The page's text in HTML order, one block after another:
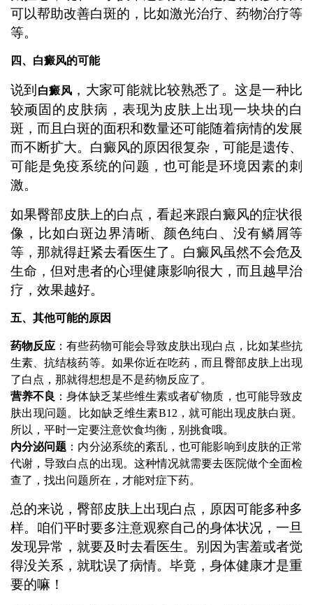
可以帮助改善白斑的，比如激光治疗、药物治疗等
等。
四、白癜风的可能
说到 白癜风 ，大家可能就比较熟悉了。这是一种比
较顽固的皮肤病，表现为皮肤上出现一块块的白
斑，而且白斑的面积和数量还可能随着病情的发展
而不断扩大。白癜风的原因很复杂，可能是遗传、
可能是免疫系统的问题，也可能是环境因素的刺
激。
如果臀部皮肤上的白点，看起来跟白癜风的症状很
像，比如白斑边界清晰、颜色纯白、没有鳞屑等
等，那就得赶紧去看医生了。白癜风虽然不会危及
生命，但对患者的心理健康影响很大，而且越早治
疗，效果越好。
五、其他可能的原因
药物反应 ：有些药物可能会导致皮肤出现白点，比如某些抗
生素、抗结核药等。如果你近在吃药，而且臀部皮肤上出现
了白点，那就得想想是不是药物反应了。
营养不良 ：身体缺乏某些维生素或者矿物质，也可能导致皮
肤出现问题。比如缺乏维生素B12，就可能出现皮肤白斑。
所以，平时一定要注意饮食均衡，别挑食哦。
内分泌问题 ：内分泌系统的紊乱，也可能影响到皮肤的正常
代谢，导致白点的出现。这种情况就需要去医院做个全面检
查了，找出问题所在，才能对症下药。
总的来说，臀部皮肤上出现白点，原因可能多种多
样。咱们平时要多注意观察自己的身体状况，一旦
发现异常，就要及时去看医生。别因为害羞或者觉
得没关系，就耽误了病情。毕竟，身体健康才是重
要的嘛！